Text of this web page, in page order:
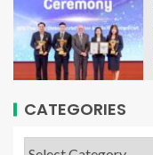
CATEGORIES